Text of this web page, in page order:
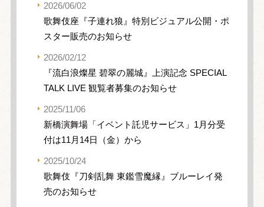
2026/06/02
歌舞伎座『子連れ狼』特別ビジュアル公開・ポ
スター販売のお知らせ
2026/02/12
『流白浪燦星 碧翠の麗城』上演記念 SPECIAL
TALK LIVE 観覧者募集のお知らせ
2025/11/06
新橋演舞場「イベント託児サービス」1月分受
付は11月14日（金）から
2025/10/24
歌舞伎『刀剣乱舞 東鑑雪魔縁』ブルーレイ発
売のお知らせ